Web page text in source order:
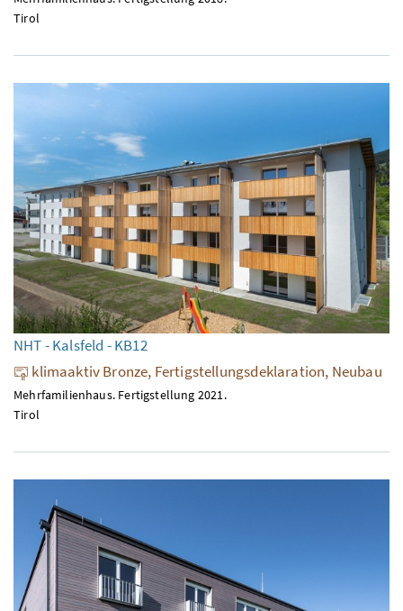
Tirol
NHT - Kalsfeld - KB12
klimaaktiv Bronze, Fertigstellungsdeklaration, Neubau
Mehrfamilienhaus. Fertigstellung 2021.
Tirol